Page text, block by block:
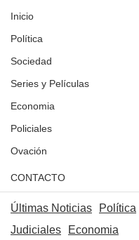
Inicio
Política
Sociedad
Series y Películas
Economia
Policiales
Ovación
CONTACTO
Últimas Noticias Política
Judiciales
Economia